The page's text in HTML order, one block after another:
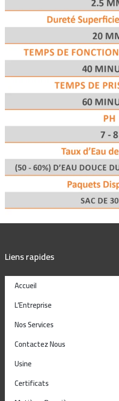
Liens rapides
Accueil
L’Entreprise
Nos Services
Contactez Nous
Usine
Certificats